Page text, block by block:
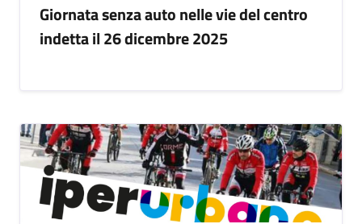
Giornata senza auto nelle vie del centro
indetta il 26 dicembre 2025